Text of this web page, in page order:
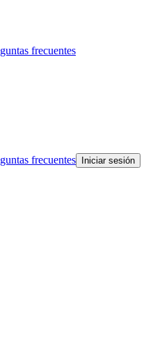
frecuentes
frecuentes Iniciar sesión